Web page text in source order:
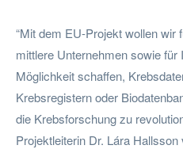
“Mit dem EU-Projekt wollen wir
mittlere Unternehmen sowie für
Möglichkeit schaffen,
Krebsregistern oder
die Krebsforschung zu
Projektleiterin Dr. Lára